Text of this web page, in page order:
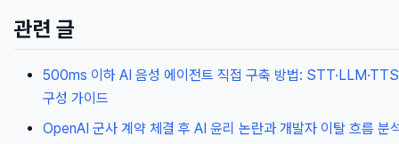
관련 글
500ms 이하 AI 음성 에이전트 직접 구축 방법: STT·LLM·TTS
구성 가이드
OpenAI 군사 계약 체결 후 AI 윤리 논란과 개발자 이탈 흐름 분